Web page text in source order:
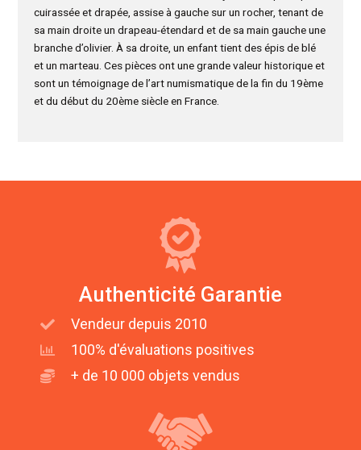
cuirassée et drapée, assise à gauche sur un rocher, tenant de
sa main droite un drapeau-étendard et de sa main gauche une
branche d’olivier. À sa droite, un enfant tient des épis de blé
et un marteau. Ces pièces ont une grande valeur historique et
sont un témoignage de l’art numismatique de la fin du 19ème
et du début du 20ème siècle en France.
Authenticité Garantie
Vendeur depuis 2010
100% d'évaluations positives
+ de 10 000 objets vendus